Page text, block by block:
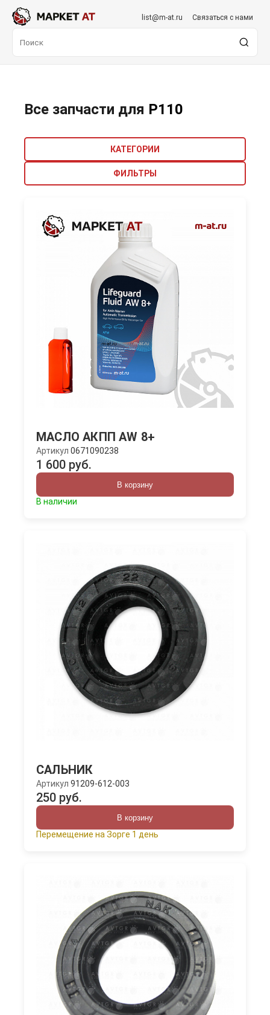
list@m-at.ru Связаться с нами
Все запчасти для P110
КАТЕГОРИИ
ФИЛЬТРЫ
МАСЛО АКПП AW 8+
Артикул 0671090238
1 600 руб.
В корзину
В наличии
САЛЬНИК
Артикул 91209-612-003
250 руб.
В корзину
Перемещение на Зорге 1 день